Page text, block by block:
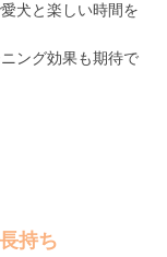
犬と楽しい時間を
ング効果も期待で
持ち